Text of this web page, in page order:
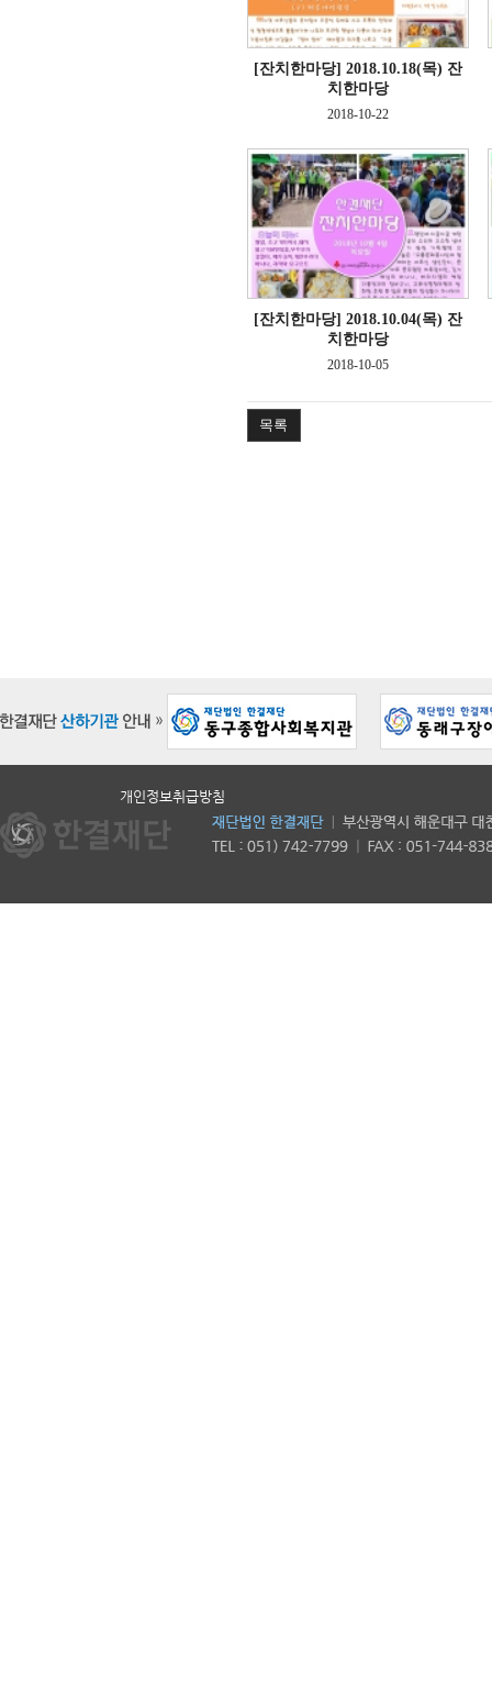
[잔치한마당] 2018.10.18(목) 잔
치한마당
2018-10-22
[잔치한마당] 2018.10.04(목) 잔
치한마당
2018-10-05
목록
개인정보취급방침